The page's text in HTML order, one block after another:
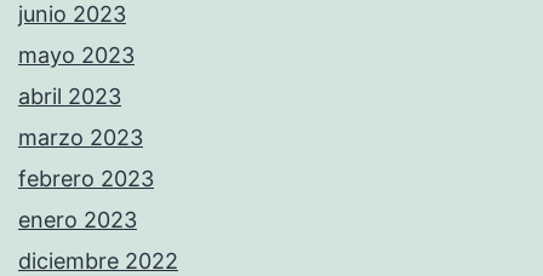
junio 2023
mayo 2023
abril 2023
marzo 2023
febrero 2023
enero 2023
diciembre 2022